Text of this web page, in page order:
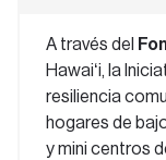
A través del
Hawaiʻi, la
resiliencia
hogares de
y mini centros